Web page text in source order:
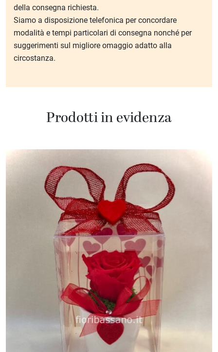
della consegna richiesta.
Siamo a disposizione telefonica per concordare
modalità e tempi particolari di consegna nonché per
suggerimenti sul migliore omaggio adatto alla
circostanza.
Prodotti in evidenza